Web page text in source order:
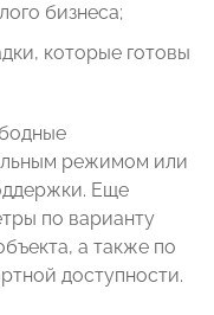
бизнеса;
которые готовы
режимом или
Еще
по варианту
а также по
доступности.